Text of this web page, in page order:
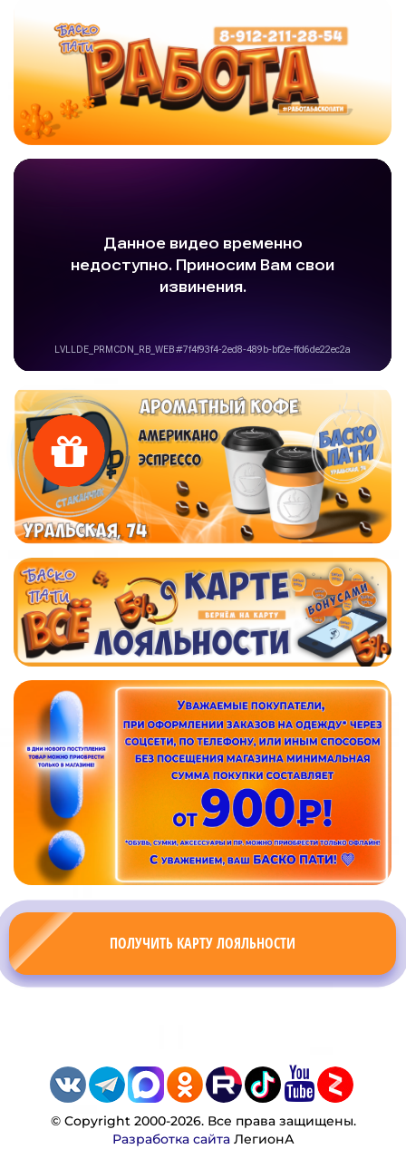
ПОЛУЧИТЬ КАРТУ ЛОЯЛЬНОСТИ
© Copyright 2000-2026. Все права защищены.
Разработка сайтаЛегионА